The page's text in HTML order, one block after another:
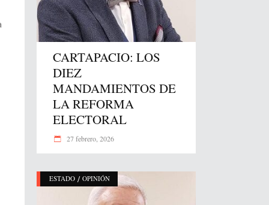
CARTAPACIO: LOS
DIEZ
MANDAMIENTOS DE
LA REFORMA
ELECTORAL
27 febrero, 2026
ESTADO / OPINIÓN